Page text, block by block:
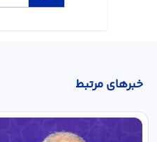
خبر‌های مرتبط